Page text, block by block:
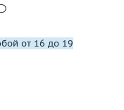
от 16 до 19